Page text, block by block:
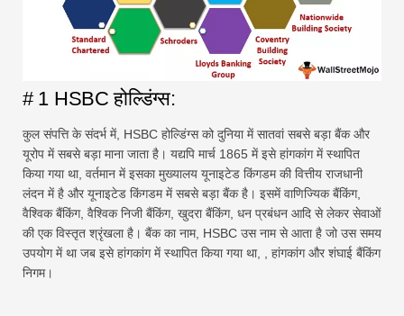
# 1 HSBC होल्डिंग्स:
कुल संपत्ति के संदर्भ में, HSBC होल्डिंग्स को दुनिया में सातवां सबसे बड़ा बैंक और
यूरोप में सबसे बड़ा माना जाता है। यद्यपि मार्च 1865 में इसे हांगकांग में स्थापित
किया गया था, वर्तमान में इसका मुख्यालय यूनाइटेड किंगडम की वित्तीय राजधानी
लंदन में है और यूनाइटेड किंगडम में सबसे बड़ा बैंक है। इसमें वाणिज्यिक बैंकिंग,
वैश्विक बैंकिंग, वैश्विक निजी बैंकिंग, खुदरा बैंकिंग, धन प्रबंधन आदि से लेकर सेवाओं
की एक विस्तृत श्रृंखला है। बैंक का नाम, HSBC उस नाम से आता है जो उस समय
उपयोग में था जब इसे हांगकांग में स्थापित किया गया था, , हांगकांग और शंघाई बैंकिंग
निगम।